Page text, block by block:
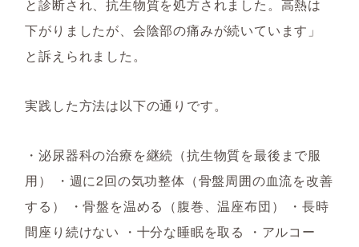
と診断され、抗生物質を処方されました。高熱は
下がりましたが、会陰部の痛みが続いています」
と訴えられました。
実践した方法は以下の通りです。
・泌尿器科の治療を継続（抗生物質を最後まで服
用） ・週に2回の気功整体（骨盤周囲の血流を改善
する） ・骨盤を温める（腹巻、温座布団） ・長時
間座り続けない ・十分な睡眠を取る ・アルコー